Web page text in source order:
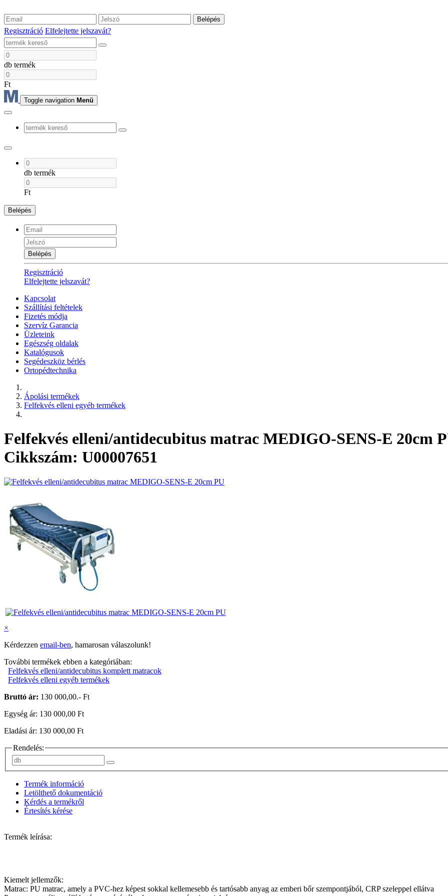
Belépés
Regisztráció Elfelejtette jelszavát?
db termék
Ft
Toggle navigation Menü
db termék
Ft
Belépés
Belépés
Regisztráció
Elfelejtette jelszavát?
Kapcsolat
Szállítási feltételek
Fizetés módja
Szervíz Garancia
Üzleteink
Egészség oldalak
Katalógusok
Segédeszköz bérlés
Ortopédtechnika
Ápolási termékek
Felfekvés elleni egyéb termékek
Felfekvés elleni/antidecubitus matrac MEDIGO-SENS-E 20cm
Cikkszám: U00007651
×
Kérdezzen email-ben, hamarosan válaszolunk!
További termékek ebben a kategóriában:
Felfekvés elleni/antidecubitus komplett matracok
Felfekvés elleni egyéb termékek
Bruttó ár: 130 000,00.- Ft
Egység ár: 130 000,00 Ft
Eladási ár: 130 000,00 Ft
Rendelés:
Termék információ
Letölthető dokumentáció
Kérdés a termékről
Értesítés kérése
Termék leírása:
Kiemelt jellemzők:
Matrac: PU matrac, amely a PVC-hez képest sokkal kellemesebb és tartósabb anyag az emberi bőr szempontjából, CRP szeleppel ellátva